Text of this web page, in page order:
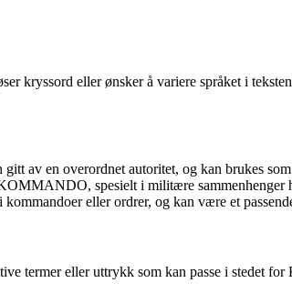
kryssord eller ønsker å variere språket i
av en overordnet autoritet, og kan brukes
spesielt i militære sammenhenger
kommandoer eller ordrer, og kan være et
termer eller uttrykk som kan passe i stedet